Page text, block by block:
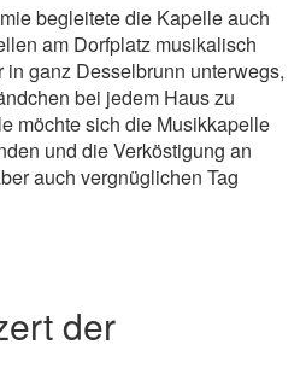
begleitete die Kapelle auch
am Dorfplatz musikalisch
ganz Desselbrunn unterwegs,
bei jedem Haus zu
möchte sich die Musikkapelle
und die Verköstigung an
auch vergnüglichen Tag
der